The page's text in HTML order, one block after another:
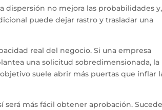
dispersión no mejora las probabilidades
puede dejar rastro y trasladar una
real del negocio. Si una empresa
una solicitud sobredimensionada, la
suele abrir más puertas que inflar
más fácil obtener aprobación. Sucede